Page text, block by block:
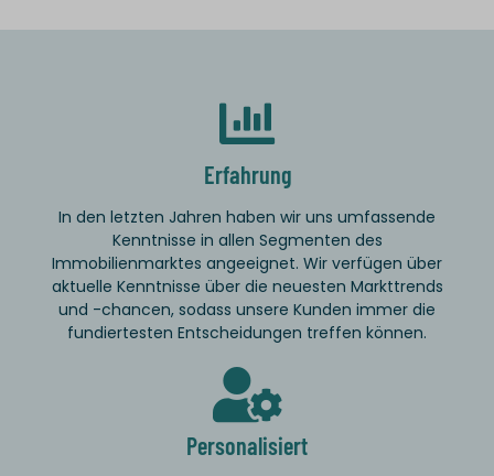
Erfahrung
In den letzten Jahren haben wir uns umfassende
Kenntnisse in allen Segmenten des
Immobilienmarktes angeeignet. Wir verfügen über
aktuelle Kenntnisse über die neuesten Markttrends
und -chancen, sodass unsere Kunden immer die
fundiertesten Entscheidungen treffen können.
Personalisiert